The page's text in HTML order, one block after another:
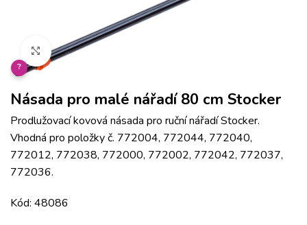
Klikněte pro zvětšení
?
Násada pro malé nářadí 80 cm Stocker
Prodlužovací kovová násada pro ruční nářadí Stocker.
Vhodná pro položky č. 772004, 772044, 772040,
772012, 772038, 772000, 772002, 772042, 772037,
772036.
Kód: 48086